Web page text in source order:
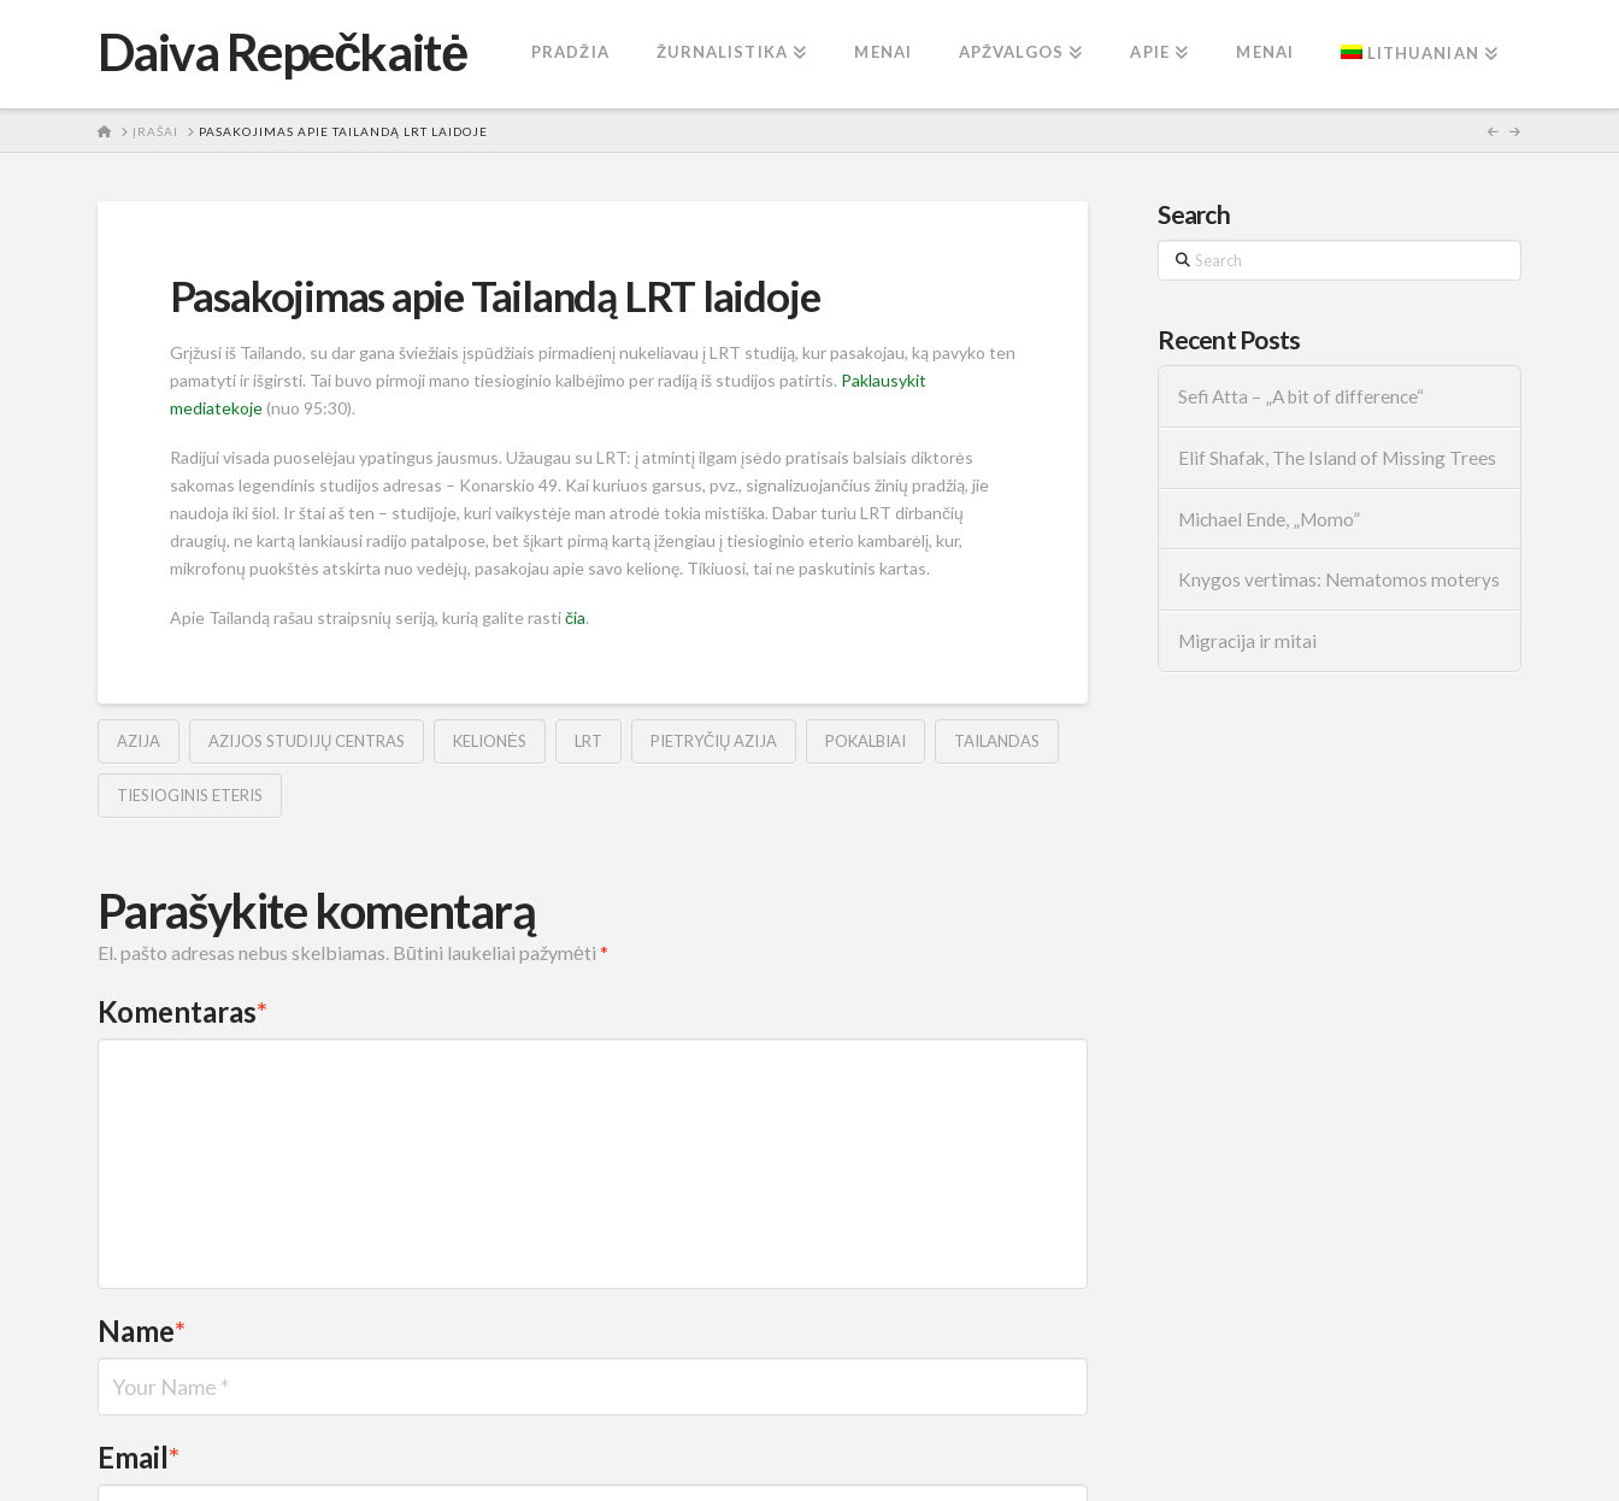
Daiva Repečkaitė PRADŽIA ŽURNALISTIKA MENAI APŽVALGOS APIE MENAI LITHUANIAN
HOMEĮRAŠAI PASAKOJIMAS APIE TAILANDĄ LRT LAIDOJE
Pasakojimas apie Tailandą LRT laidoje
Grįžusi iš Tailando, su dar gana šviežiais įspūdžiais pirmadienį nukeliavau į LRT studiją, kur pasakojau, ką pavyko ten
pamatyti ir išgirsti. Tai buvo pirmoji mano tiesioginio kalbėjimo per radiją iš studijos patirtis. Paklausykit
mediatekoje(nuo 95:30).
Radijui visada puoselėjau ypatingus jausmus. Užaugau su LRT: į atmintį ilgam įsėdo pratisais balsiais diktorės
sakomas legendinis studijos adresas – Konarskio 49. Kai kuriuos garsus, pvz., signalizuojančius žinių pradžią, jie
naudoja iki šiol. Ir štai aš ten – studijoje, kuri vaikystėje man atrodė tokia mistiška. Dabar turiu LRT dirbančių
draugių, ne kartą lankiausi radijo patalpose, bet šįkart pirmą kartą įžengiau į tiesioginio eterio kambarėlį, kur,
mikrofonų puokštės atskirta nuo vedėjų, pasakojau apie savo kelionę. Tikiuosi, tai ne paskutinis kartas.
Apie Tailandą rašau straipsnių seriją, kurią galite rastičia.
AZIJA AZIJOS STUDIJŲ CENTRAS KELIONĖS LRT PIETRYČIŲ AZIJA POKALBIAI TAILANDAS
TIESIOGINIS ETERIS
Parašykite komentarą
El. pašto adresas nebus skelbiamas. Būtini laukeliai pažymėti *
Komentaras*
Name*
Email*
Search
Search
Recent Posts
Sefi Atta – „A bit of difference“
Elif Shafak, The Island of Missing Trees
Michael Ende, „Momo”
Knygos vertimas: Nematomos moterys
Migracija ir mitai